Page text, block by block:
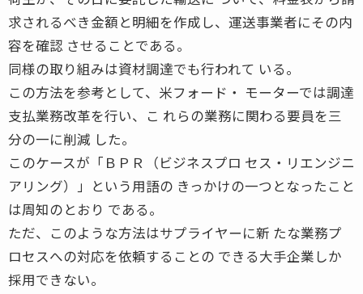
求されるべき金額と明細を作成し、運送事業者にその内
容を確認 させることである。
同様の取り組みは資材調達でも行われて いる。
この方法を参考として、米フォード・ モーターでは調達
支払業務改革を行い、こ れらの業務に関わる要員を三
分の一に削減 した。
このケースが「ＢＰＲ（ビジネスプロ セス・リエンジニ
アリング）」という用語の きっかけの一つとなったこと
は周知のとおり である。
ただ、このような方法はサプライヤーに新 たな業務プ
ロセスへの対応を依頼することの できる大手企業しか
採用できない。